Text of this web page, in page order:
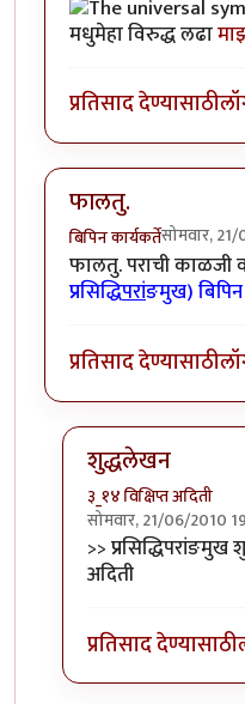
मधुमेहा विरुद्ध लढा
प्रतिसाद देण्यासाठी
फालतु.
बिपिन कार्यकर्तेसोमवार,
फालतु. पराची काळजी
प्रसिद्धिपरांङमुख) बिपिन
प्रतिसाद देण्यासाठी
शुद्धलेखन
३_१४ विक्षिप्त अदिती
सोमवार, 21/06/2010
In reply toफालतु.
>>
अदिती
प्रतिसाद देण्यासाठी